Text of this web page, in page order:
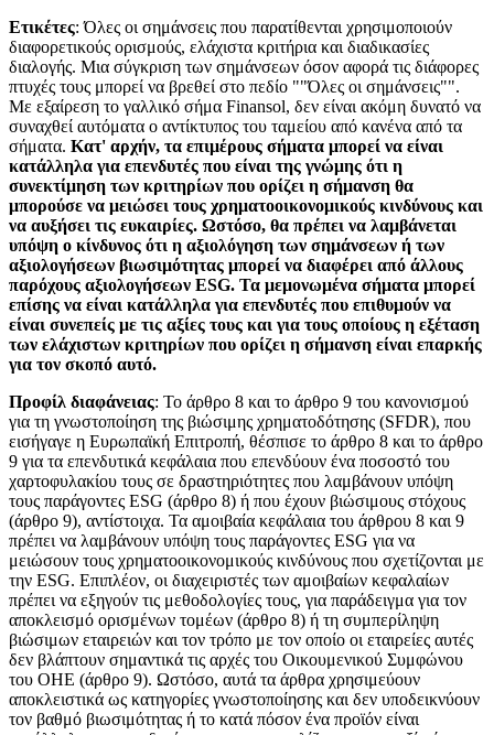
Ετικέτες: Όλες οι σημάνσεις που παρατίθενται χρησιμοποιούν
διαφορετικούς ορισμούς, ελάχιστα κριτήρια και διαδικασίες
διαλογής. Μια σύγκριση των σημάνσεων όσον αφορά τις διάφορες
πτυχές τους μπορεί να βρεθεί στο πεδίο ""Όλες οι σημάνσεις"".
Με εξαίρεση το γαλλικό σήμα Finansol, δεν είναι ακόμη δυνατό να
συναχθεί αυτόματα ο αντίκτυπος του ταμείου από κανένα από τα
σήματα. Κατ' αρχήν, τα επιμέρους σήματα μπορεί να είναι
κατάλληλα για επενδυτές που είναι της γνώμης ότι η
συνεκτίμηση των κριτηρίων που ορίζει η σήμανση θα
μπορούσε να μειώσει τους χρηματοοικονομικούς κινδύνους και
να αυξήσει τις ευκαιρίες. Ωστόσο, θα πρέπει να λαμβάνεται
υπόψη ο κίνδυνος ότι η αξιολόγηση των σημάνσεων ή των
αξιολογήσεων βιωσιμότητας μπορεί να διαφέρει από άλλους
παρόχους αξιολογήσεων ESG. Τα μεμονωμένα σήματα μπορεί
επίσης να είναι κατάλληλα για επενδυτές που επιθυμούν να
είναι συνεπείς με τις αξίες τους και για τους οποίους η εξέταση
των ελάχιστων κριτηρίων που ορίζει η σήμανση είναι επαρκής
για τον σκοπό αυτό.
Προφίλ διαφάνειας: Το άρθρο 8 και το άρθρο 9 του κανονισμού
για τη γνωστοποίηση της βιώσιμης χρηματοδότησης (SFDR), που
εισήγαγε η Ευρωπαϊκή Επιτροπή, θέσπισε το άρθρο 8 και το άρθρο
9 για τα επενδυτικά κεφάλαια που επενδύουν ένα ποσοστό του
χαρτοφυλακίου τους σε δραστηριότητες που λαμβάνουν υπόψη
τους παράγοντες ESG (άρθρο 8) ή που έχουν βιώσιμους στόχους
(άρθρο 9), αντίστοιχα. Τα αμοιβαία κεφάλαια του άρθρου 8 και 9
πρέπει να λαμβάνουν υπόψη τους παράγοντες ESG για να
μειώσουν τους χρηματοοικονομικούς κινδύνους που σχετίζονται με
την ESG. Επιπλέον, οι διαχειριστές των αμοιβαίων κεφαλαίων
πρέπει να εξηγούν τις μεθοδολογίες τους, για παράδειγμα για τον
αποκλεισμό ορισμένων τομέων (άρθρο 8) ή τη συμπερίληψη
βιώσιμων εταιρειών και τον τρόπο με τον οποίο οι εταιρείες αυτές
δεν βλάπτουν σημαντικά τις αρχές του Οικουμενικού Συμφώνου
του ΟΗΕ (άρθρο 9). Ωστόσο, αυτά τα άρθρα χρησιμεύουν
αποκλειστικά ως κατηγορίες γνωστοποίησης και δεν υποδεικνύουν
τον βαθμό βιωσιμότητας ή το κατά πόσον ένα προϊόν είναι